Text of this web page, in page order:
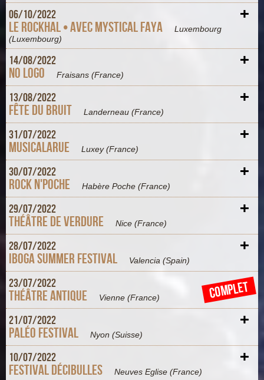
06/10/2022
Le Rockhal • Avec Mystical Faya
Luxembourg
(Luxembourg)
+
14/08/2022
No Logo Fraisans (France) +
13/08/2022
Fête du Bruit Landerneau (France) +
31/07/2022
Musicalarue Luxey (France) +
30/07/2022
Rock n'Poche Habère Poche (France) +
29/07/2022
Théâtre de Verdure Nice (France) +
28/07/2022
Iboga Summer Festival Valencia (Spain) +
23/07/2022
Théâtre antique Vienne (France) +
COMPLET
21/07/2022
Paléo Festival Nyon (Suisse) +
10/07/2022
Festival Décibulles Neuves Eglise (France) +